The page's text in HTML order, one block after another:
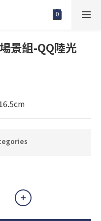
景組-QQ陸光